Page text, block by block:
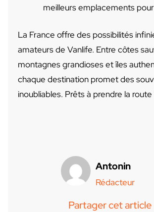
meilleurs emplacements
La France offre des possibilités
amateurs de Vanlife. Entre côtes
montagnes grandioses et îles
chaque destination promet des
inoubliables. Prêts à prendre la route
Antonin
Rédacteur
Partager cet article